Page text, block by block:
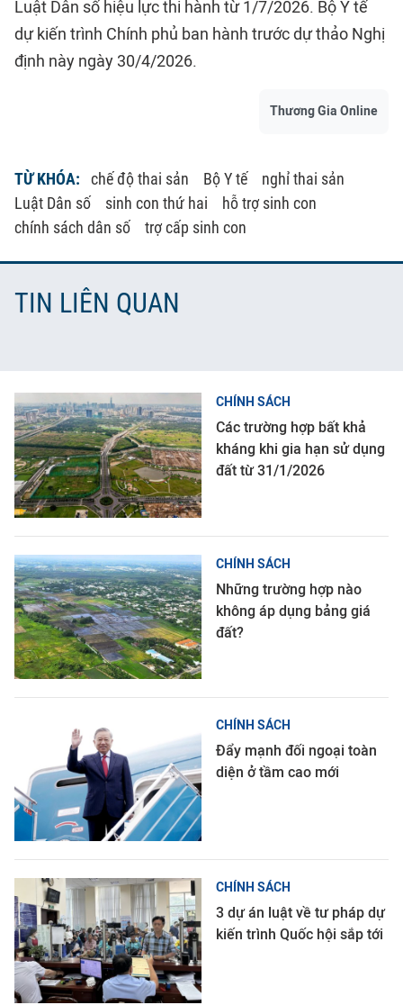
Luật Dân số hiệu lực thi hành từ 1/7/2026. Bộ Y tế
dự kiến trình Chính phủ ban hành trước dự thảo Nghị
định này ngày 30/4/2026.
Thương Gia Online
TỪ KHÓA: chế độ thai sản Bộ Y tế
nghỉ thai sản
Luật Dân số
sinh con thứ hai
hỗ trợ sinh con
chính sách dân số
trợ cấp sinh con
TIN LIÊN QUAN
CHÍNH SÁCH
Các trường hợp bất khả
kháng khi gia hạn sử dụng
đất từ 31/1/2026
CHÍNH SÁCH
Những trường hợp nào
không áp dụng bảng giá
đất?
CHÍNH SÁCH
Đẩy mạnh đối ngoại toàn
diện ở tầm cao mới
CHÍNH SÁCH
3 dự án luật về tư pháp dự
kiến trình Quốc hội sắp tới